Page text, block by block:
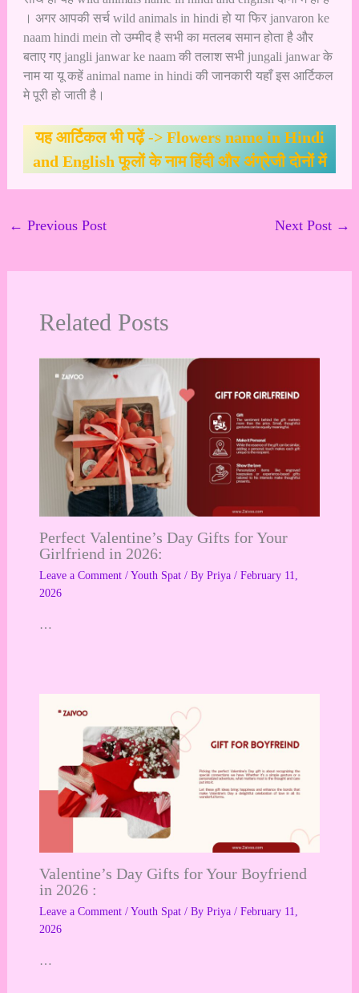
। अगर आपकी सर्च wild animals in hindi हो या फिर janvaron ke
naam hindi mein तो उम्मीद है सभी का मतलब समान होता है और
बताए गए jangli janwar ke naam की तलाश सभी jungali janwar के
नाम या यू कहें animal name in hindi की जानकारी यहाँ इस आर्टिकल
मे पूरी हो जाती है।
यह आर्टिकल भी पढ़ें -> Flowers name in Hindi
and English फूलों के नाम हिंदी और अंग्रेजी दोनों में
← Previous Post Next Post →
Related Posts
Perfect Valentine’s Day Gifts for Your
Girlfriend in 2026:
Leave a Comment / Youth Spat/ By Priya / February 11,
2026
…
Valentine’s Day Gifts for Your Boyfriend
in 2026 :
Leave a Comment / Youth Spat/ By Priya / February 11,
2026
…